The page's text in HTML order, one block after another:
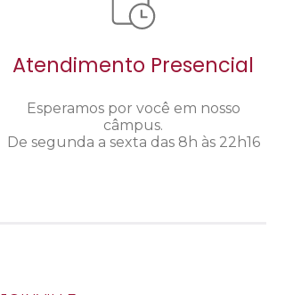
Atendimento Presencial
Esperamos por você em nosso
câmpus.
De segunda a sexta das 8h às 22h16